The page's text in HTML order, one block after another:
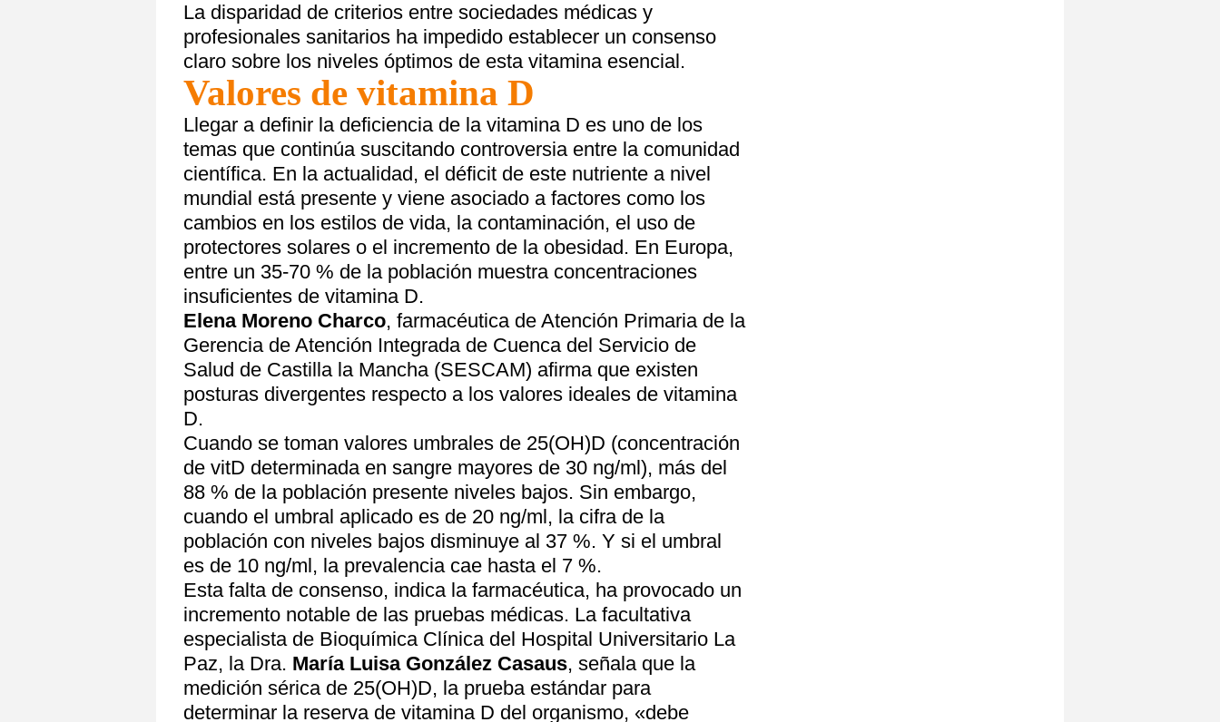
La disparidad de criterios entre sociedades médicas y
profesionales sanitarios ha impedido establecer un consenso
claro sobre los niveles óptimos de esta vitamina esencial.
Valores de vitamina D
Llegar a definir la deficiencia de la vitamina D es uno de los
temas que continúa suscitando controversia entre la comunidad
científica. En la actualidad, el déficit de este nutriente a nivel
mundial está presente y viene asociado a factores como los
cambios en los estilos de vida, la contaminación, el uso de
protectores solares o el incremento de la obesidad. En Europa,
entre un 35-70 % de la población muestra concentraciones
insuficientes de vitamina D.
Elena Moreno Charco, farmacéutica de Atención Primaria de la
Gerencia de Atención Integrada de Cuenca del Servicio de
Salud de Castilla la Mancha (SESCAM) afirma que existen
posturas divergentes respecto a los valores ideales de vitamina
D.
Cuando se toman valores umbrales de 25(OH)D (concentración
de vitD determinada en sangre mayores de 30 ng/ml), más del
88 % de la población presente niveles bajos. Sin embargo,
cuando el umbral aplicado es de 20 ng/ml, la cifra de la
población con niveles bajos disminuye al 37 %. Y si el umbral
es de 10 ng/ml, la prevalencia cae hasta el 7 %.
Esta falta de consenso, indica la farmacéutica, ha provocado un
incremento notable de las pruebas médicas. La facultativa
especialista de Bioquímica Clínica del Hospital Universitario La
Paz, la Dra. María Luisa González Casaus, señala que la
medición sérica de 25(OH)D, la prueba estándar para
determinar la reserva de vitamina D del organismo, «debe